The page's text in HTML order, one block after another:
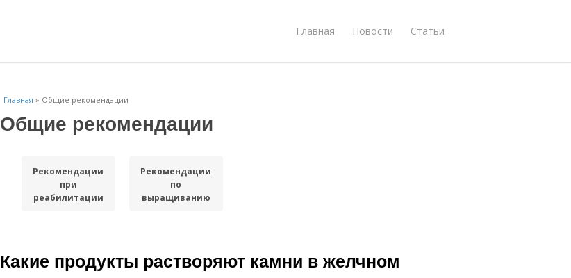
Главная Новости Статьи
Главная » Общие рекомендации
Общие рекомендации
Рекомендации
при
реабилитации
Рекомендации
по
выращиванию
Какие продукты растворяют камни в желчном